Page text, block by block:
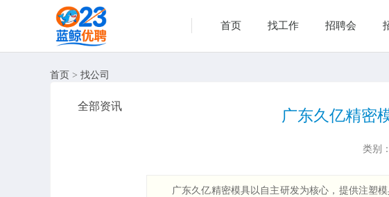
首页 找工作 招聘会
首页 > 找公司
全部资讯
广东久亿精密
类别
广东久亿精密模具以自主研发为核心，提供注塑